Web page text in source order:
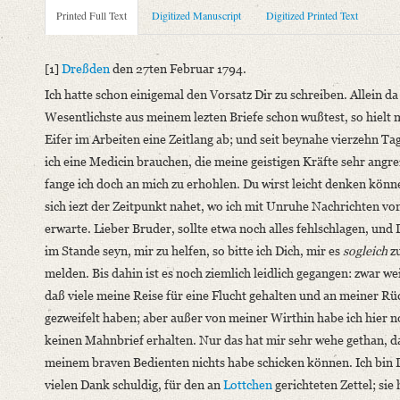
Metadata Concerning Header
Sender: Friedrich von Schlegel
Recipient: August Wilhelm von Schlegel
Place of Dispatch: Dresden
Place of Destination: Amsterdam
Date: 27.02.1794
Notations: Empfangsort erschlossen.
Printed Text
Bibliography: Kritische Friedrich-Schlegel-Ausgabe. Bd. 23.
1797). Mit Einleitung und Kommentar hg. v. Ernst Behler
Incipit: „[1] Dreßden den 27ten Februar 1794.
Ich hatte schon einigemal den Vorsatz Dir zu schreiben. Allein
Manuscript
Provider: Dresden, Sächsische Landesbibliothek - Staats- und
OAI Id: DE-1a-34186
Classification Number: Mscr.Dresd.e.90,XIX,Bd.24.a,Nr.50
Printed Full Text Digitized Manuscript Digitized Printed Text
[1]Dreßdenden 27ten Februar 1794.
Ich hatte schon einigemal den Vorsatz Dir zu schreiben. Allein da
Wesentlichste aus meinem lezten Briefe schon wußtest, so hielt
Eifer im Arbeiten eine Zeitlang ab; und seit beynahe vierzehn
ich eine Medicin brauchen, die meine geistigen Kräfte sehr
fange ich doch an mich zu erhohlen. Du wirst leicht denken
sich iezt der Zeitpunkt nahet, wo ich mit Unruhe Nachrichten
erwarte. Lieber Bruder, sollte etwa noch alles fehlschlagen, und
im Stande seyn, mir zu helfen, so bitte ich Dich, mir essogleich
melden. Bis dahin ist es noch ziemlich leidlich gegangen: zwar
daß viele meine Reise für eine Flucht gehalten und an meiner
gezweifelt haben; aber außer von meiner Wirthin habe ich hier
keinen Mahnbrief erhalten. Nur das hat mir sehr wehe gethan,
meinem braven Bedienten nichts habe schicken können. Ich bin
vielen Dank schuldig, für den an Lottchengerichteten Zettel; sie